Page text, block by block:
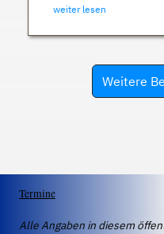
weiter lesen
Weitere
Termine
Alle Angaben in diesem